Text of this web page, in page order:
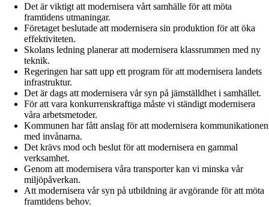
Det är viktigt att modernisera vårt samhälle för att möta
framtidens utmaningar.
Företaget beslutade att modernisera sin produktion för att öka
effektiviteten.
Skolans ledning planerar att modernisera klassrummen med ny
teknik.
Regeringen har satt upp ett program för att modernisera landets
infrastruktur.
Det är dags att modernisera vår syn på jämställdhet i samhället.
För att vara konkurrenskraftiga måste vi ständigt modernisera
våra arbetsmetoder.
Kommunen har fått anslag för att modernisera kommunikationen
med invånarna.
Det krävs mod och beslut för att modernisera en gammal
verksamhet.
Genom att modernisera våra transporter kan vi minska vår
miljöpåverkan.
Att modernisera vår syn på utbildning är avgörande för att möta
framtidens behov.